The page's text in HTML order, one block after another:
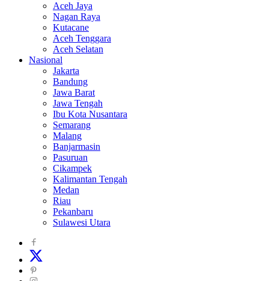
Aceh Jaya
Nagan Raya
Kutacane
Aceh Tenggara
Aceh Selatan
Nasional
Jakarta
Bandung
Jawa Barat
Jawa Tengah
Ibu Kota Nusantara
Semarang
Malang
Banjarmasin
Pasuruan
Cikampek
Kalimantan Tengah
Medan
Riau
Pekanbaru
Sulawesi Utara